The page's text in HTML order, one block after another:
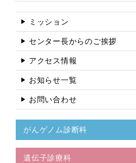
ミッション
センター長からのご挨拶
アクセス情報
お知らせ一覧
お問い合わせ
がんゲノム診断科
遺伝子診療科